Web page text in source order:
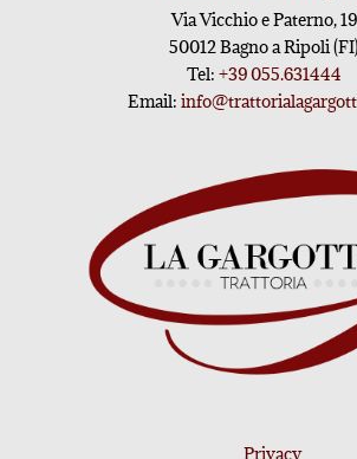
Via Vicchio e Paterno, 19
50012 Bagno a Ripoli (FI)
Tel: +39 055.631444
Email:
Privacy